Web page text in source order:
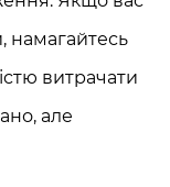
намагайтесь
витрачати
але